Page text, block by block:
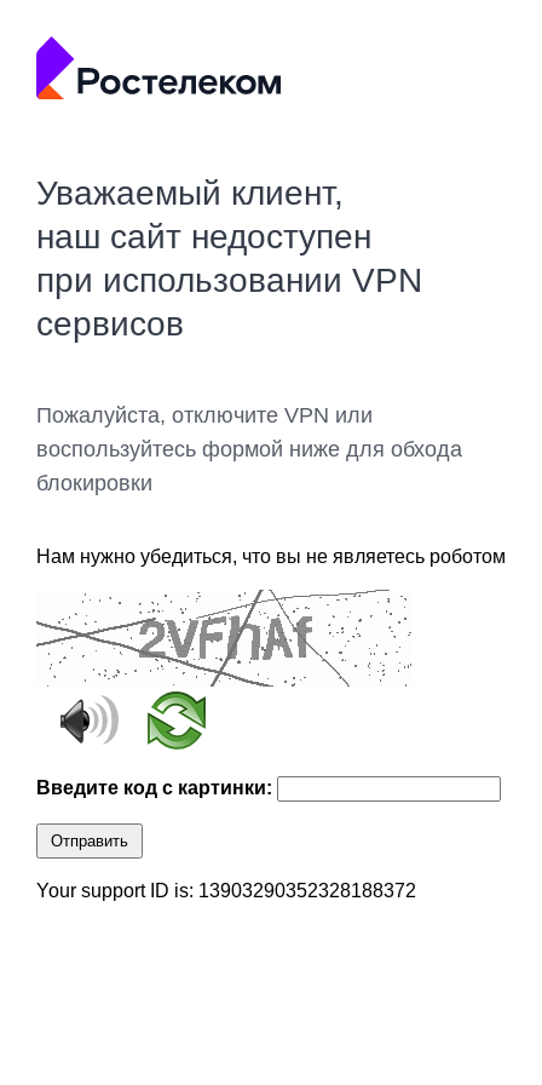
Уважаемый клиент,
наш сайт недоступен
при использовании VPN
сервисов
Пожалуйста, отключите VPN или
воспользуйтесь формой ниже для обхода
блокировки
Нам нужно убедиться, что вы не являетесь роботом
Введите код с картинки:
Отправить
Your support ID is: 13903290352328188372